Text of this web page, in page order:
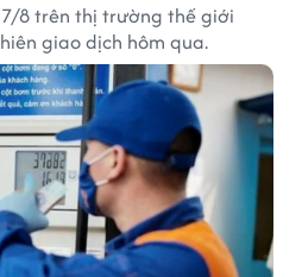
8 trên thị trường thế giới
giao dịch hôm qua.